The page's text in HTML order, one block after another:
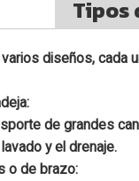
Tipos
diseños,
de grandes
y el drenaje.
o de brazo: